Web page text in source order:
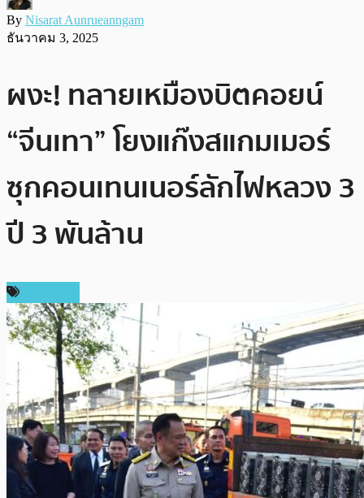
By Nisarat Aunrueanngam
ธันวาคม 3, 2025
ผงะ! ทลายเหมืองบิตคอยน์
“จีนเทา” โยงแก๊งสแกมเมอร์
ซุกคอนเทนเนอร์ลักไฟหลวง 3
ปี 3 พันล้าน